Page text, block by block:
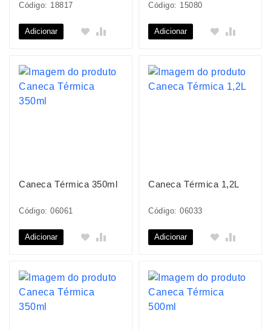
Código: 18817
Adicionar
Código: 15080
Adicionar
Caneca Térmica 350ml
Código: 06061
Adicionar
Caneca Térmica 1,2L
Código: 06033
Adicionar